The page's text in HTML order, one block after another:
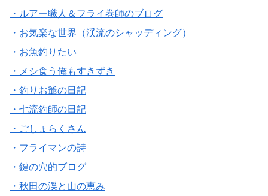
・ルアー職人＆フライ巻師のブログ
・お気楽な世界（渓流のシャッディング）
・お魚釣りたい
・メシ食う俺もすきずき
・釣りお爺の日記
・七流釣師の日記
・ごしょらくさん
・フライマンの詩
・鍵の穴的ブログ
・秋田の渓と山の恵み